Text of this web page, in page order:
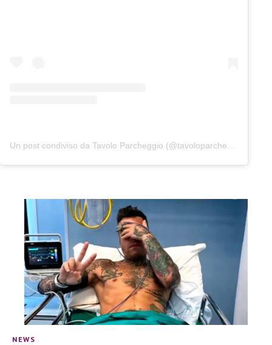
Un post condiviso da Tavolo Parcheggio (@tavoloparcheggio.podcast)
NEWS